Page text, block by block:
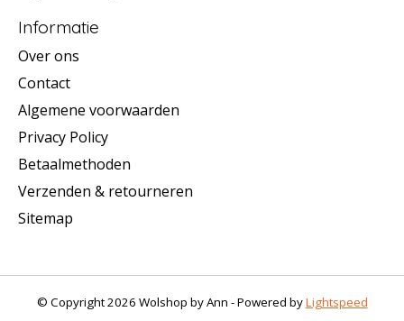
Informatie
Over ons
Contact
Algemene voorwaarden
Privacy Policy
Betaalmethoden
Verzenden & retourneren
Sitemap
© Copyright 2026 Wolshop by Ann - Powered byLightspeed